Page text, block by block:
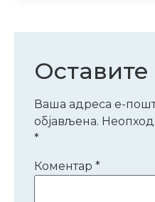
Ваша адреса е-
објављена.
*
Коментар *